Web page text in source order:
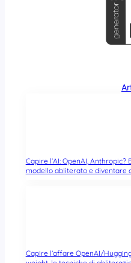
Capire l’AI: OpenAI,
modello abliterato e diventare
Capire l’affare OpenAI/